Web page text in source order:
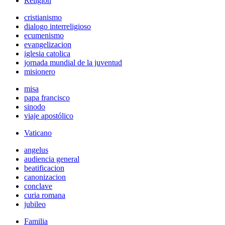
cristianismo
dialogo interreligioso
ecumenismo
evangelizacion
iglesia catolica
jornada mundial de la juventud
misionero
misa
papa francisco
sinodo
viaje apostólico
Vaticano
angelus
audiencia general
beatificacion
canonizacion
conclave
curia romana
jubileo
Familia